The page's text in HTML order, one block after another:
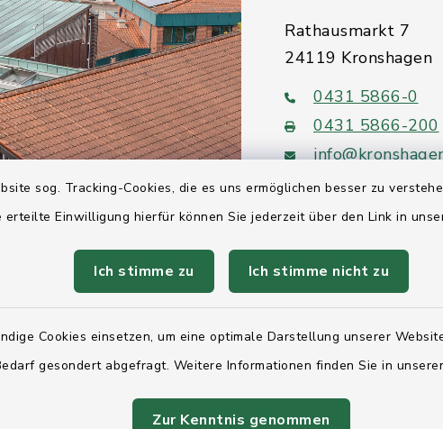
sog. Tracking-Cookies, die es uns ermöglichen besser zu
Einwilligung hierfür können Sie jederzeit über den Link in
Ich stimme zu Ich stimme nicht zu
Cookies einsetzen, um eine optimale Darstellung unserer
gesondert abgefragt. Weitere Informationen finden Sie in
Zur Kenntnis genommen
Rathausmarkt 7
24119 Kronshagen
0431 5866-0
0431 5866-200
Quicklinks
Landesregierung
Kreis Rendsburg-